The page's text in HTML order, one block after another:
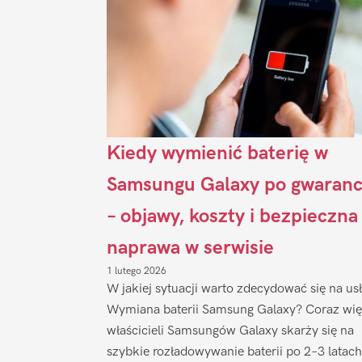
Kiedy wymienić baterię w
Samsungu Galaxy po
– objawy, koszty i bezpieczna
naprawa w serwisie
1 lutego 2026
W jakiej sytuacji warto zdecydować się na
Wymiana baterii Samsung Galaxy? Coraz
właścicieli Samsungów Galaxy skarży się na
szybkie rozładowywanie baterii po 2–3